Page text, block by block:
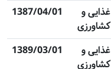
غذایی و
کشاورزی
1387/04/01
غذایی و
کشاورزی
1389/03/01